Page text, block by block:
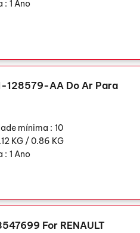
: 1 Ano
128579-AA Do Ar Para
mínima : 10
KG / 0.86 KG
: 1 Ano
For RENAULT